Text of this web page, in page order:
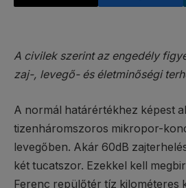
A civilek szerint az engedély
zaj-, levegő- és életminőségi
A normál határértékhez képest
tizenháromszoros mikropor-
levegőben. Akár 60dB
két tucatszor. Ezekkel kell
Ferenc repülőtér tíz kilométeres